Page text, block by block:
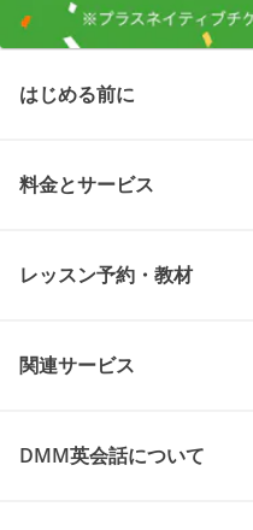
はじめる前に
料金とサービス
レッスン予約・教材
関連サービス
DMM英会話について